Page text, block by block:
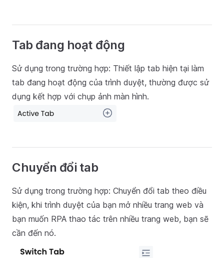
Tab đang hoạt động
Sử dụng trong trường hợp: Thiết lập tab hiện tại làm
tab đang hoạt động của trình duyệt, thường được sử
dụng kết hợp với chụp ảnh màn hình.
Chuyển đổi tab
Sử dụng trong trường hợp: Chuyển đổi tab theo điều
kiện, khi trình duyệt của bạn mở nhiều trang web và
bạn muốn RPA thao tác trên nhiều trang web, bạn sẽ
cần đến nó.